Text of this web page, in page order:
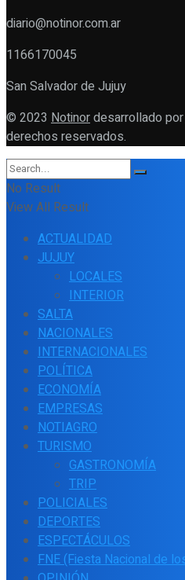
diario@notinor.com.ar
1166170045
San Salvador de Jujuy
© 2023 Notinordesarrollado por
derechos reservados.
No Result
View All Result
ACTUALIDAD
JUJUY
LOCALES
INTERIOR
SALTA
NACIONALES
INTERNACIONALES
POLÍTICA
ECONOMÍA
EMPRESAS
NOTIAGRO
TURISMO
GASTRONOMÍA
TRIP
POLICIALES
DEPORTES
ESPECTÁCULOS
FNE (Fiesta Nacional de